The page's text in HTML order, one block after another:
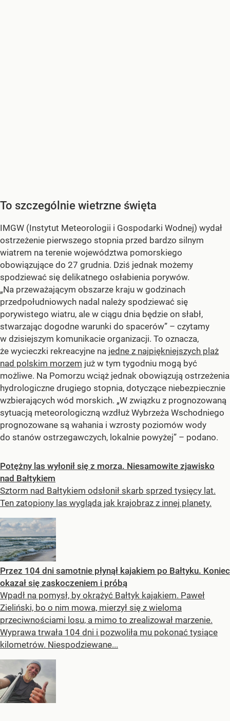
To szczególnie wietrzne święta
IMGW (Instytut Meteorologii i Gospodarki Wodnej) wydał
ostrzeżenie pierwszego stopnia przed bardzo silnym
wiatrem na terenie województwa pomorskiego
obowiązujące do 27 grudnia. Dziś jednak możemy
spodziewać się delikatnego osłabienia porywów.
„Na przeważającym obszarze kraju w godzinach
przedpołudniowych nadal należy spodziewać się
porywistego wiatru, ale w ciągu dnia będzie on słabł,
stwarzając dogodne warunki do spacerów” – czytamy
w dzisiejszym komunikacie organizacji. To oznacza,
że wycieczki rekreacyjne na jedne z najpiękniejszych plaż
nad polskim morzem już w tym tygodniu mogą być
możliwe. Na Pomorzu wciąż jednak obowiązują ostrzeżenia
hydrologiczne drugiego stopnia, dotyczące niebezpiecznie
wzbierających wód morskich. „W związku z prognozowaną
sytuacją meteorologiczną wzdłuż Wybrzeża Wschodniego
prognozowane są wahania i wzrosty poziomów wody
do stanów ostrzegawczych, lokalnie powyżej” – podano.
Potężny las wyłonił się z morza. Niesamowite zjawisko
nad Bałtykiem
Sztorm nad Bałtykiem odsłonił skarb sprzed tysięcy lat.
Ten zatopiony las wygląda jak krajobraz z innej planety.
Przez 104 dni samotnie płynął kajakiem po Bałtyku. Koniec
okazał się zaskoczeniem i próbą
Wpadł na pomysł, by okrążyć Bałtyk kajakiem. Paweł
Zieliński, bo o nim mowa, mierzył się z wieloma
przeciwnościami losu, a mimo to zrealizował marzenie.
Wyprawa trwała 104 dni i pozwoliła mu pokonać tysiące
kilometrów. Niespodziewane...